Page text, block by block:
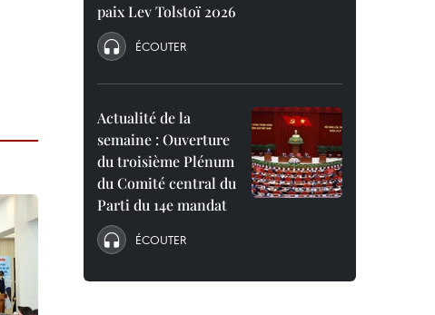
paix Lev Tolstoï 2026
ÉCOUTER
Actualité de la
semaine : Ouverture
du troisième Plénum
du Comité central du
Parti du 14e mandat
ÉCOUTER